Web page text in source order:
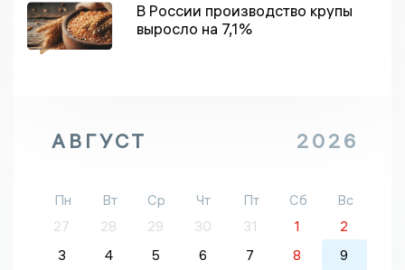
В России производство крупы
выросло на 7,1%
АВГУСТ 2026
Пн Вт Ср Чт Пт Сб
Вс
27
28 29 30 31 1
2
3
4 5 6 7 8
9